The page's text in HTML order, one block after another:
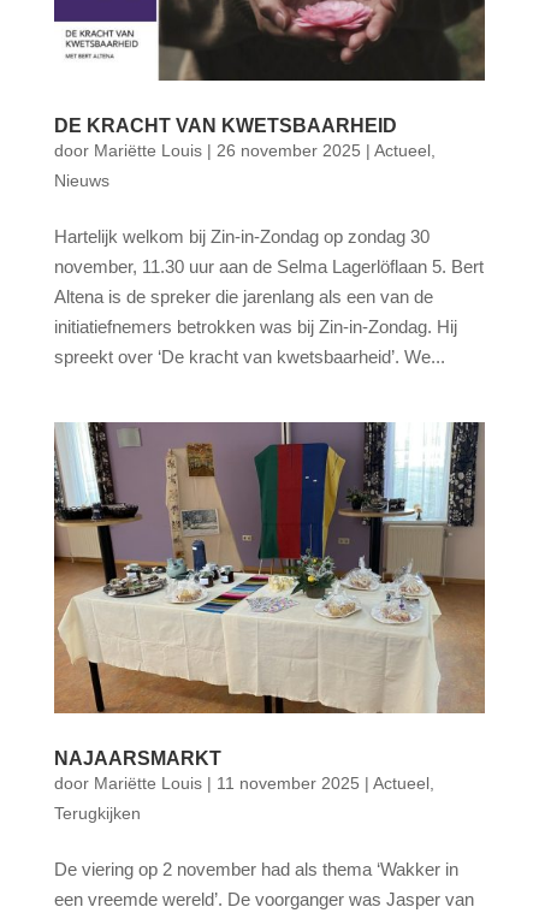
DE KRACHT VAN KWETSBAARHEID
door Mariëtte Louis| 26 november 2025 | Actueel,
Nieuws
Hartelijk welkom bij Zin-in-Zondag op zondag 30
november, 11.30 uur aan de Selma Lagerlöflaan 5. Bert
Altena is de spreker die jarenlang als een van de
initiatiefnemers betrokken was bij Zin-in-Zondag. Hij
spreekt over ‘De kracht van kwetsbaarheid’. We...
NAJAARSMARKT
door Mariëtte Louis| 11 november 2025 | Actueel,
Terugkijken
De viering op 2 november had als thema ‘Wakker in
een vreemde wereld’. De voorganger was Jasper van